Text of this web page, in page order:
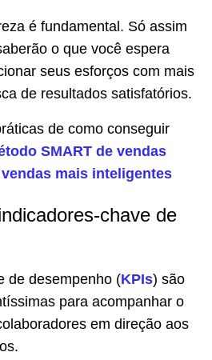
é fundamental. Só assim
o que você espera
seus esforços com mais
de resultados satisfatórios.
de como conseguir
SMART de vendas
mais inteligentes
chave de
de desempenho (KPIs) são
para acompanhar o
em direção aos